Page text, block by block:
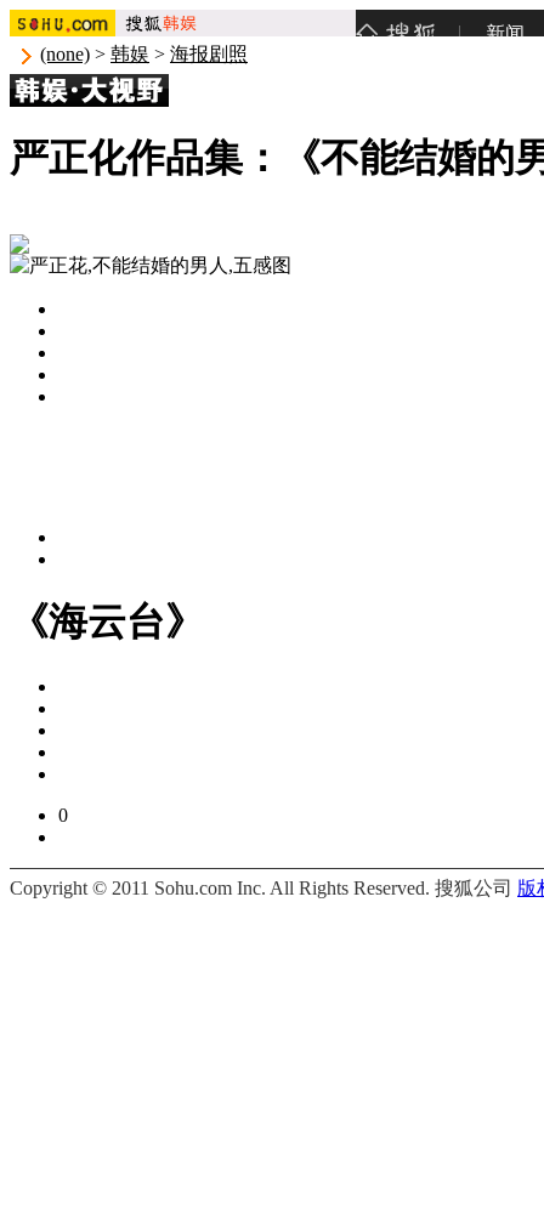
(none) > 韩娱 > 海报剧照
严正化作品集：《不能结婚的
《海云台》
0
Copyright © 2011 Sohu.com Inc. All Rights Reserved. 搜狐公司 版